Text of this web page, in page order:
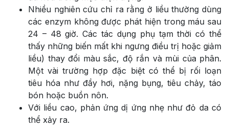
Nhiều nghiên cứu chỉ ra rằng ở liều thường dùng
các enzym không được phát hiện trong máu sau
24 – 48 giờ. Các tác dụng phụ tạm thời có thể
thấy những biến mất khi ngưng điều trị hoặc giảm
liều) thay đổi màu sắc, độ rắn và mùi của phân.
Một vài trường hợp đặc biệt có thể bị rối loạn
tiêu hóa như đầy hơi, nặng bụng, tiêu chảy, táo
bón hoặc buồn nôn.
Với liều cao, phản ứng dị ứng nhẹ như đỏ da có
thể xảy ra.